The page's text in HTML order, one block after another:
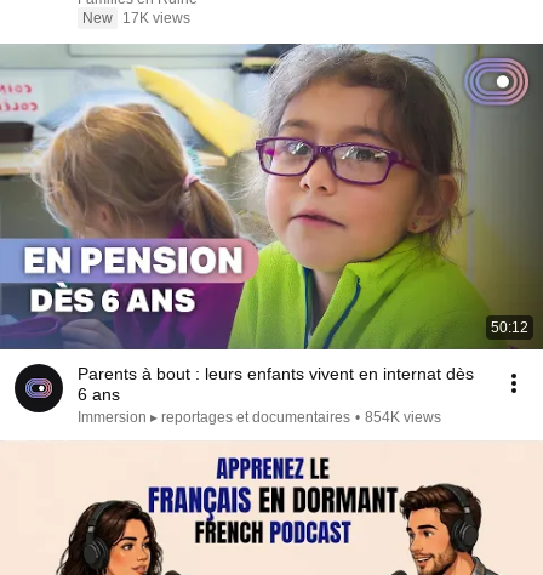
New
17K views
50:12
Parents à bout : leurs enfants vivent en internat dès
6 ans
Immersion ▸ reportages et documentaires • 854K views